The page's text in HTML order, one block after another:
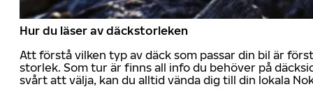
Hur du läser av däckstorleken
Att förstå vilken typ av däck som passar din bil är
storlek. Som tur är finns all info du behöver på
svårt att välja, kan du alltid vända dig till din lokala